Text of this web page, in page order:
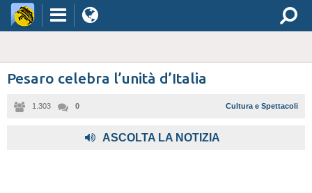
Pesaro celebra l’unità d’Italia
1.303 0 Cultura e Spettacoli
ASCOLTA LA NOTIZIA